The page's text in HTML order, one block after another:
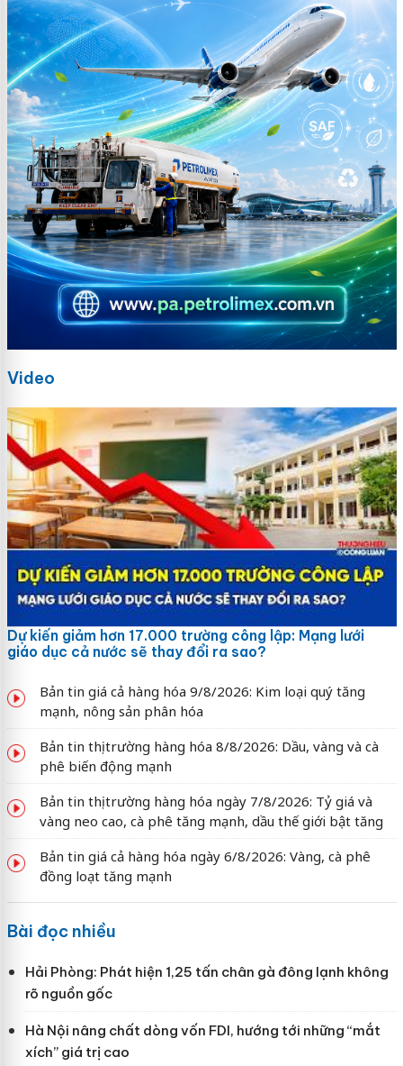
Video
Dự kiến giảm hơn 17.000 trường công lập: Mạng lưới
giáo dục cả nước sẽ thay đổi ra sao?
Bản tin giá cả hàng hóa 9/8/2026: Kim loại quý tăng
mạnh, nông sản phân hóa
Bản tin thị trường hàng hóa 8/8/2026: Dầu, vàng và cà
phê biến động mạnh
Bản tin thị trường hàng hóa ngày 7/8/2026: Tỷ giá và
vàng neo cao, cà phê tăng mạnh, dầu thế giới bật tăng
Bản tin giá cả hàng hóa ngày 6/8/2026: Vàng, cà phê
đồng loạt tăng mạnh
Bài đọc nhiều
Hải Phòng: Phát hiện 1,25 tấn chân gà đông lạnh không
rõ nguồn gốc
Hà Nội nâng chất dòng vốn FDI, hướng tới những “mắt
xích” giá trị cao